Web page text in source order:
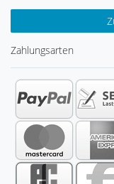
Zahlungsarten